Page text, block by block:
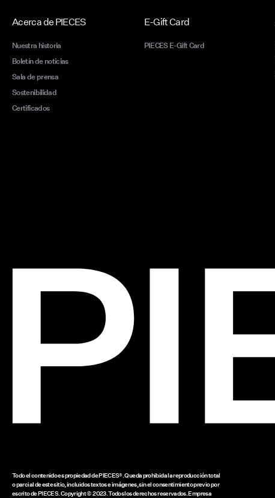
Acerca de PIECES
Nuestra historia
Boletín de noticias
Sala de prensa
Sostenibilidad
Certificados
E-Gift Card
PIECES E-Gift Card
Todo el contenido es propiedad de PIECES®. Queda prohibida la reproducción total
o parcial de este sitio, incluidos textos e imágenes, sin el consentimiento previo por
escrito de PIECES. Copyright © 2023. Todos los derechos reservados. Empresa